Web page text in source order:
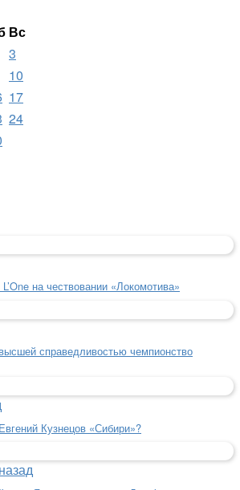
Вс
3
10
17
24
на чествовании «Локомотива»
справедливостью чемпионство
Кузнецов «Сибири»?